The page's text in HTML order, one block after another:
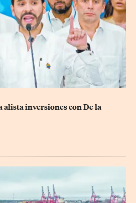
alista inversiones con De la